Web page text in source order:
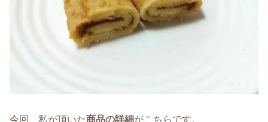
今回、私が頂いた商品の詳細がこちらです。